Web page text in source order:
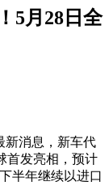
5月28日全
新消息，新车代
首发亮相，预计
半年继续以进口